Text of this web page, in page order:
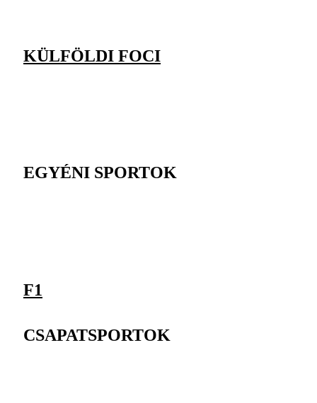
KÜLFÖLDI FOCI
EGYÉNI SPORTOK
F1
CSAPATSPORTOK